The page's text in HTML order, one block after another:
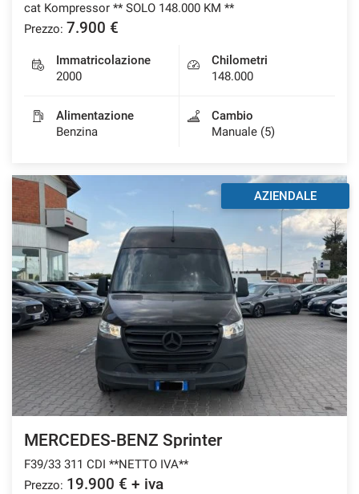
cat Kompressor ** SOLO 148.000 KM **
Prezzo: 7.900 €
Immatricolazione
2000
Chilometri
148.000
Alimentazione
Benzina
Cambio
Manuale (5)
AZIENDALE
MERCEDES-BENZ Sprinter
F39/33 311 CDI **NETTO IVA**
Prezzo: 19.900 € + iva